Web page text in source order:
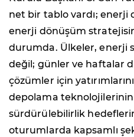
net bir tablo vardı; enerji
enerji dönüşüm
durumda. Ülkeler, enerji
değil; günler ve haftalar
çözümler için
depolama
sürdürülebilirlik
oturumlarda kapsamlı